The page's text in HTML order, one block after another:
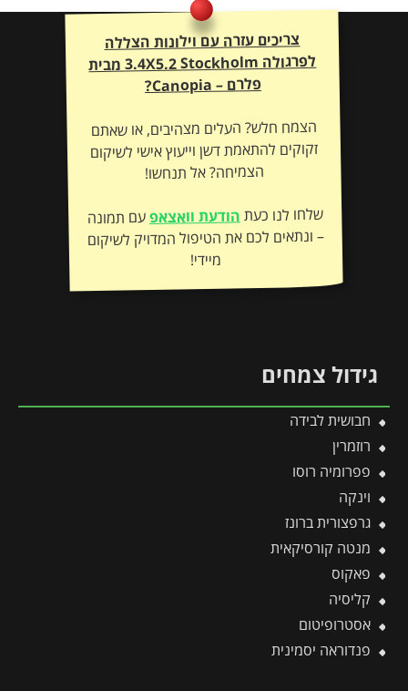
צריכים עזרה עם וילונות הצללה
לפרגולה
3.4X5.2 Stockholmמבית
פלרם – Canopia?
הצמח חלש? העלים מצהיבים, או שאתם
זקוקים להתאמת דשן וייעוץ אישי לשיקום
הצמיחה? אל תנחשו!
שלחו לנו כעתהודעת וואצאפעם תמונה
– ונתאים לכם את הטיפול המדויק לשיקום
מיידי!
גידול צמחים
חבושית לבידה
רוזמרין
פפרומיה רוסו
וינקה
גרפצורית ברונז
מנטה קורסיקאית
פאקוס
קליסיה
אסטרופיטום
פנדוראה יסמינית